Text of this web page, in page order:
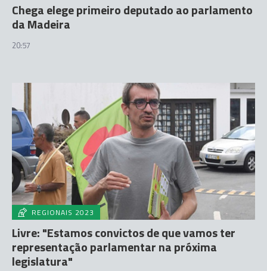
Chega elege primeiro deputado ao parlamento
da Madeira
20:57
REGIONAIS 2023
Livre: "Estamos convictos de que vamos ter
representação parlamentar na próxima
legislatura"